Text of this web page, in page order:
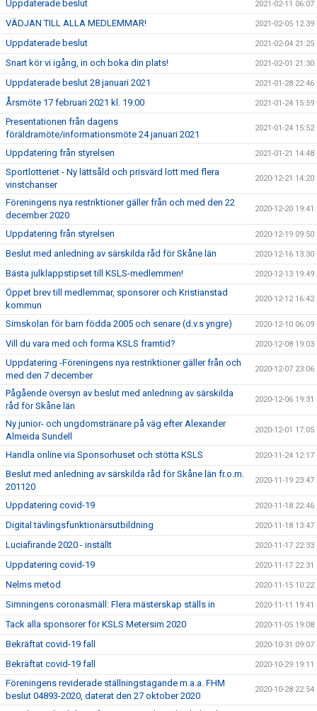
Uppdaterade beslut 2021-02-11 06:07
VÄDJAN TILL ALLA MEDLEMMAR! 2021-02-05 12:39
Uppdaterade beslut 2021-02-04 21:25
Snart kör vi igång, in och boka din plats! 2021-02-01 21:30
Uppdaterade beslut 28 januari 2021 2021-01-28 22:46
Årsmöte 17 februari 2021 kl. 19:00 2021-01-24 15:59
Presentationen från dagens
föräldramöte/informationsmöte 24 januari 2021
2021-01-24 15:52
Uppdatering från styrelsen 2021-01-21 14:48
Sportlotteriet - Ny lättsåld och prisvärd lott med flera
vinstchanser
2020-12-21 14:20
Föreningens nya restriktioner gäller från och med den 22
december 2020
2020-12-20 19:41
Uppdatering från styrelsen 2020-12-19 09:50
Beslut med anledning av särskilda råd för Skåne län 2020-12-16 13:30
Bästa julklappstipset till KSLS-medlemmen! 2020-12-13 19:49
Öppet brev till medlemmar, sponsorer och Kristianstad
kommun
2020-12-12 16:42
Simskolan för barn födda 2005 och senare (d.v.s yngre) 2020-12-10 06:09
Vill du vara med och forma KSLS framtid? 2020-12-08 19:03
Uppdatering -Föreningens nya restriktioner gäller från och
med den 7 december
2020-12-07 23:06
Pågående översyn av beslut med anledning av särskilda
råd för Skåne län
2020-12-06 19:31
Ny junior- och ungdomstränare på väg efter Alexander
Almeida Sundell
2020-12-01 17:05
Handla online via Sponsorhuset och stötta KSLS 2020-11-24 12:17
Beslut med anledning av särskilda råd för Skåne län fr.o.m.
201120
2020-11-19 23:47
Uppdatering covid-19 2020-11-18 22:46
Digital tävlingsfunktionärsutbildning 2020-11-18 13:47
Luciafirande 2020 - inställt 2020-11-17 22:33
Uppdatering covid-19 2020-11-17 22:31
Nelms metod 2020-11-15 10:22
Simningens coronasmäll: Flera mästerskap ställs in 2020-11-11 19:41
Tack alla sponsorer för KSLS Metersim 2020 2020-11-05 19:08
Bekräftat covid-19 fall 2020-10-31 09:07
Bekräftat covid-19 fall 2020-10-29 19:11
Föreningens reviderade ställningstagande m.a.a. FHM
beslut 04893-2020, daterat den 27 oktober 2020
2020-10-28 22:54